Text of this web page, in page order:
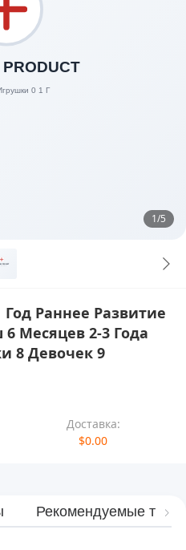
1/5
Раннее Развитие
Месяцев 2-3 Года
8 Девочек 9
Доставка:
$0.00
Рекомендуемые